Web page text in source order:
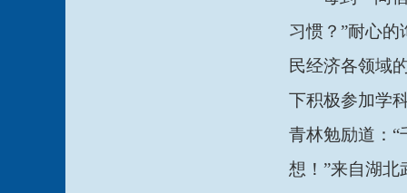
习惯？”耐心
民经济各领域
下积极参加学
青林勉励道：
想！”来自湖